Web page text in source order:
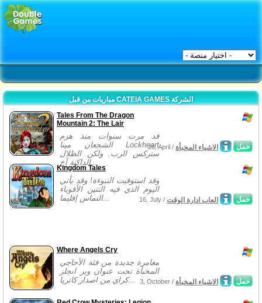
مباريات من قبل CATEIA GAMES الشركة
Tales From The Dragon
Mountain 2: The Lair
قد مرت سنوات منذ هزم
الشجعان مينا Lockheart
ستركس الرب. ولكن الظلال
الداكنة آخ...
حمل 26, April / الاشياء المخبأة
Kingdom Tales
وقد استوفيت النبوءة! وقد يأتي
اليوم الذي فيه التنين الأقوياء
التماس إقليما...
حمل 16, July / العاب ادارة الوقت
Where Angels Cry
مغامرة جديدة من فئة الأحاجي
المخبأة تحت عنوان وير انجلز
كراي من اصدار كاتريا...
حمل 3, October / الاشياء المخبأة